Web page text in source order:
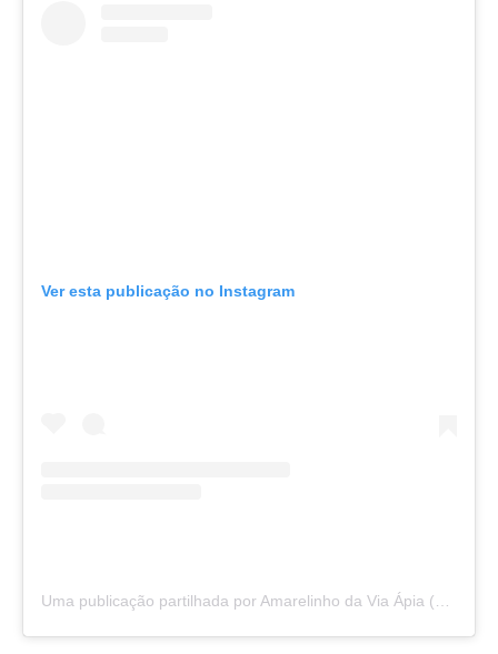
Ver esta publicação no Instagram
Uma publicação partilhada por Amarelinho da Via Ápia (@amarelinhoviaapia)